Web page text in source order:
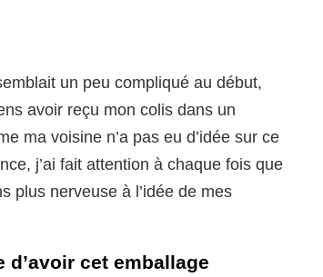
un peu compliqué au début,
avoir reçu mon colis dans un
ma voisine n’a pas eu d’idée sur ce
j’ai fait attention à chaque fois que
plus nerveuse à l’idée de mes
cet emballage